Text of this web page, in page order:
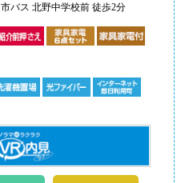
市バス 北野中学校前 徒歩2分